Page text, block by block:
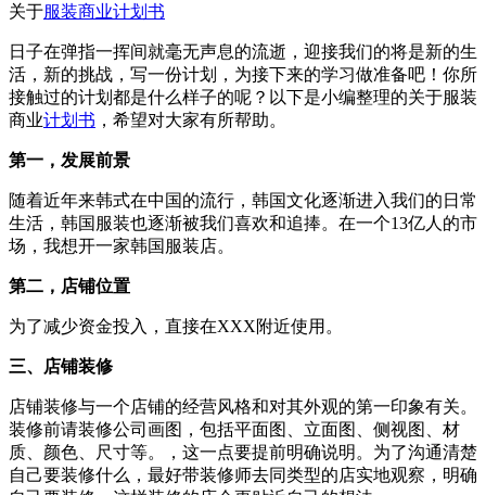
关于服装商业计划书
日子在弹指一挥间就毫无声息的流逝，迎接我们的将是新的生
活，新的挑战，写一份计划，为接下来的学习做准备吧！你所
接触过的计划都是什么样子的呢？以下是小编整理的关于服装
商业计划书 ，希望对大家有所帮助。
第一，发展前景
随着近年来韩式在中国的流行，韩国文化逐渐进入我们的日常
生活，韩国服装也逐渐被我们喜欢和追捧。在一个13亿人的市
场，我想开一家韩国服装店。
第二，店铺位置
为了减少资金投入，直接在XXX附近使用。
三、店铺装修
店铺装修与一个店铺的经营风格和对其外观的第一印象有关。
装修前请装修公司画图，包括平面图、立面图、侧视图、材
质、颜色、尺寸等。，这一点要提前明确说明。为了沟通清楚
自己要装修什么，最好带装修师去同类型的店实地观察，明确